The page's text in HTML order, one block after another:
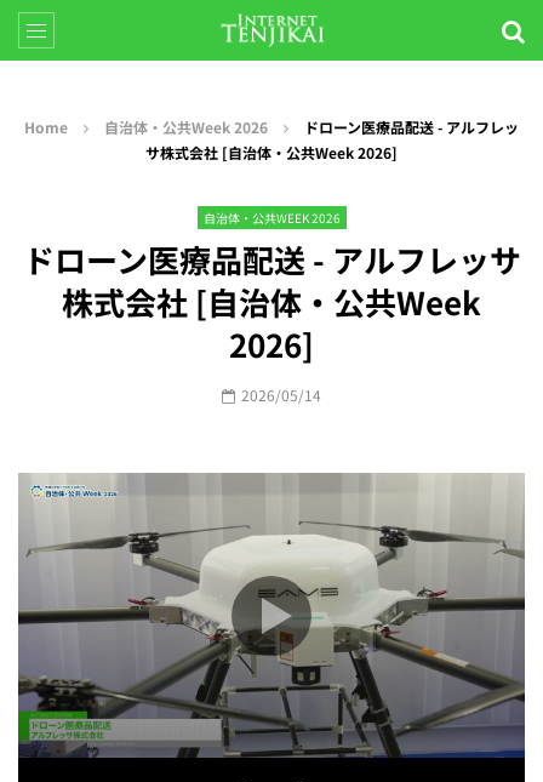
Home 自治体・公共Week 2026
ドローン医療品配送 - アルフレッ
サ株式会社 [自治体・公共Week 2026]
自治体・公共WEEK 2026
ドローン医療品配送 - アルフレッサ
株式会社 [自治体・公共Week
2026]
2026/05/14